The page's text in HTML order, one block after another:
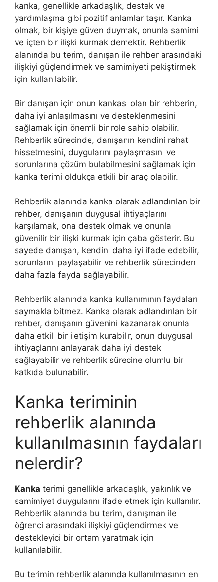
kanka, genellikle arkadaşlık, destek ve
yardımlaşma gibi pozitif anlamlar taşır. Kanka
olmak, bir kişiye güven duymak, onunla samimi
ve içten bir ilişki kurmak demektir. Rehberlik
alanında bu terim, danışan ile rehber arasındaki
ilişkiyi güçlendirmek ve samimiyeti pekiştirmek
için kullanılabilir.
Bir danışan için onun kankası olan bir rehberin,
daha iyi anlaşılmasını ve desteklenmesini
sağlamak için önemli bir role sahip olabilir.
Rehberlik sürecinde, danışanın kendini rahat
hissetmesini, duygularını paylaşmasını ve
sorunlarına çözüm bulabilmesini sağlamak için
kanka terimi oldukça etkili bir araç olabilir.
Rehberlik alanında kanka olarak adlandırılan bir
rehber, danışanın duygusal ihtiyaçlarını
karşılamak, ona destek olmak ve onunla
güvenilir bir ilişki kurmak için çaba gösterir. Bu
sayede danışan, kendini daha iyi ifade edebilir,
sorunlarını paylaşabilir ve rehberlik sürecinden
daha fazla fayda sağlayabilir.
Rehberlik alanında kanka kullanımının faydaları
saymakla bitmez. Kanka olarak adlandırılan bir
rehber, danışanın güvenini kazanarak onunla
daha etkili bir iletişim kurabilir, onun duygusal
ihtiyaçlarını anlayarak daha iyi destek
sağlayabilir ve rehberlik sürecine olumlu bir
katkıda bulunabilir.
Kanka teriminin
rehberlik alanında
kullanılmasının faydaları
nelerdir?
Kanka terimi genellikle arkadaşlık, yakınlık ve
samimiyet duygularını ifade etmek için kullanılır.
Rehberlik alanında bu terim, danışman ile
öğrenci arasındaki ilişkiyi güçlendirmek ve
destekleyici bir ortam yaratmak için
kullanılabilir.
Bu terimin rehberlik alanında kullanılmasının en